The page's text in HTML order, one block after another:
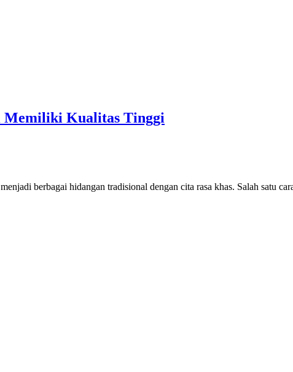
Memiliki Kualitas Tinggi
berbagai hidangan tradisional dengan cita rasa khas. Salah satu